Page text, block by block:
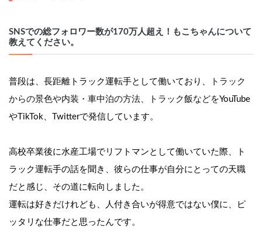
SNSでの総フォロワー数が170万人超え！もこちゃんについて
教えてください。
普段は、長距離トラック運転手として働いており、
トラック
からの景色や内装・車中泊の方法、トラック飯などをYouTube
やTikTok、Twitterで発信しています。
高校卒業後に水産工場でリフトマンとして働いていた際、ト
ラック運転手の話を聞き、彼らの仕事が自分にとっての天職
だと感じ、その道に転向しました。
運転は好きだけれども、人付き合いが得意ではない僕に、ピ
ッタリな仕事だと思ったんです。